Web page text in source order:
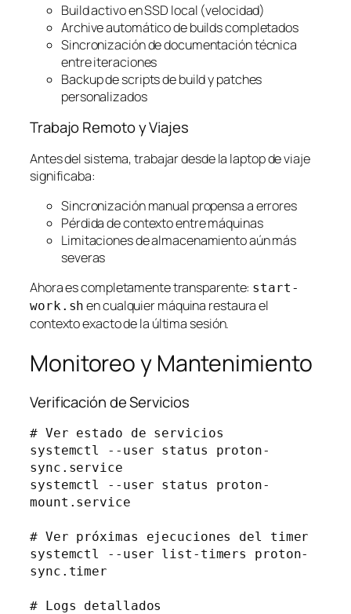
Build activo en SSD local (velocidad)
Archive automático de builds completados
Sincronización de documentación técnica
entre iteraciones
Backup de scripts de build y patches
personalizados
Trabajo Remoto y Viajes
Antes del sistema, trabajar desde la laptop de viaje
significaba:
Sincronización manual propensa a errores
Pérdida de contexto entre máquinas
Limitaciones de almacenamiento aún más
severas
Ahora es completamente transparente: start-
work.sh en cualquier máquina restaura el
contexto exacto de la última sesión.
Monitoreo y Mantenimiento
Verificación de Servicios
# Ver estado de servicios
systemctl --user status proton-
sync.service
systemctl --user status proton-
mount.service
# Ver próximas ejecuciones del timer
systemctl --user list-timers proton-
sync.timer
# Logs detallados